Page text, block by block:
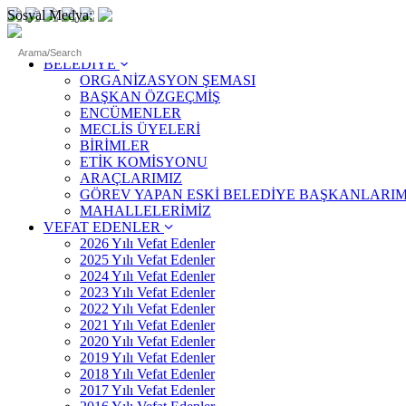
Sosyal Medya:
ANASAYFA
BELEDİYE
ORGANİZASYON ŞEMASI
BAŞKAN ÖZGEÇMİŞ
ENCÜMENLER
MECLİS ÜYELERİ
BİRİMLER
ETİK KOMİSYONU
ARAÇLARIMIZ
GÖREV YAPAN ESKİ BELEDİYE
MAHALLELERİMİZ
VEFAT EDENLER
2026 Yılı Vefat Edenler
2025 Yılı Vefat Edenler
2024 Yılı Vefat Edenler
2023 Yılı Vefat Edenler
2022 Yılı Vefat Edenler
2021 Yılı Vefat Edenler
2020 Yılı Vefat Edenler
2019 Yılı Vefat Edenler
2018 Yılı Vefat Edenler
2017 Yılı Vefat Edenler